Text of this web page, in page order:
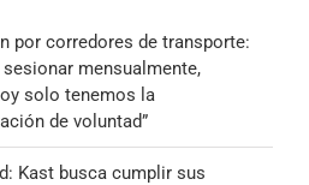
por corredores de transporte:
sesionar mensualmente,
solo tenemos la
de voluntad”
Kast busca cumplir sus